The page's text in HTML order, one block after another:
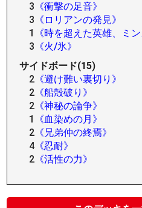
3 《衝撃の足音》
3 《ロリアンの発見》
1
《時を超えた英雄、ミ
3 《火/氷》
サイドボード(15)
2 《避け難い裏切り》
2 《船殻破り》
2 《神秘の論争》
1
《血染めの月》
2 《兄弟仲の終焉》
4 《忍耐》
2 《活性の力》